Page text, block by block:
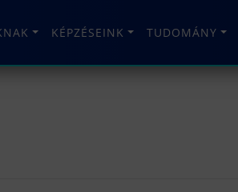
KÉPZÉSEINK TUDOMÁNY